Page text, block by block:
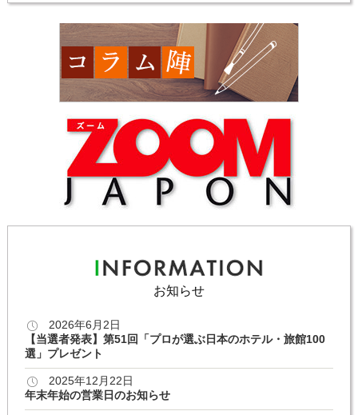
お知らせ
2026年6月2日
【当選者発表】第51回「プロが選ぶ日本のホテル・旅館100
選」プレゼント
2025年12月22日
年末年始の営業日のお知らせ